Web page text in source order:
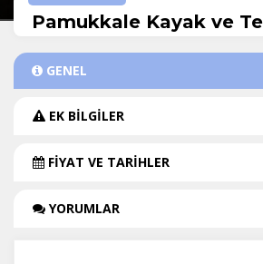
Pamukkale Kayak ve
GENEL
EK BİLGİLER
FİYAT VE TARİHLER
YORUMLAR